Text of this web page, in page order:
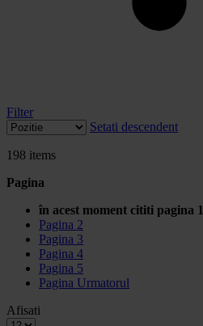
Filter
Setati descendent
198 items
Pagina
în acest moment cititi pagina 1
Pagina 2
Pagina 3
Pagina 4
Pagina 5
Pagina Urmatorul
Afisati